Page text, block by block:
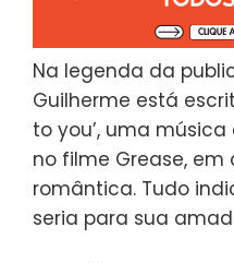
Na legenda da
Guilherme está
to you’, uma
no filme Grease,
romântica. Tudo
seria para sua